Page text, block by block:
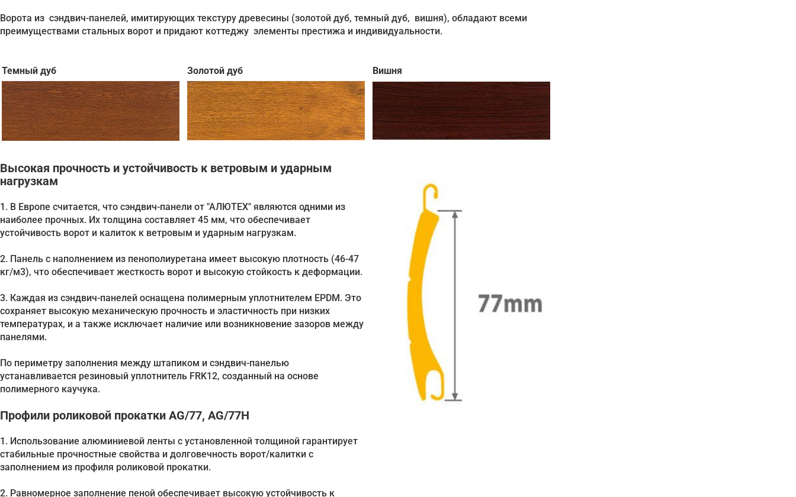
Ворота из сэндвич-панелей, имитирующих текстуру древесины (золотой дуб, темный дуб, вишня), обладают всеми
преимуществами стальных ворот и придают коттеджу элементы престижа и индивидуальности.
Темный дуб Золотой дуб Вишня
Высокая прочность и устойчивость к ветровым и ударным
нагрузкам
1. В Европе считается, что сэндвич-панели от "АЛЮТЕХ" являются одними из
наиболее прочных. Их толщина составляет 45 мм, что обеспечивает
устойчивость ворот и калиток к ветровым и ударным нагрузкам.
2. Панель с наполнением из пенополиуретана имеет высокую плотность (46-47
кг/м3), что обеспечивает жесткость ворот и высокую стойкость к деформации.
3. Каждая из сэндвич-панелей оснащена полимерным уплотнителем EPDM. Это
сохраняет высокую механическую прочность и эластичность при низких
температурах, и а также исключает наличие или возникновение зазоров между
панелями.
По периметру заполнения между штапиком и сэндвич-панелью
устанавливается резиновый уплотнитель FRK12, созданный на основе
полимерного каучука.
Профили роликовой прокатки AG/77, AG/77H
1. Использование алюминиевой ленты с установленной толщиной гарантирует
стабильные прочностные свойства и долговечность ворот/калитки с
заполнением из профиля роликовой прокатки.
2. Равномерное заполнение пеной обеспечивает высокую устойчивость к